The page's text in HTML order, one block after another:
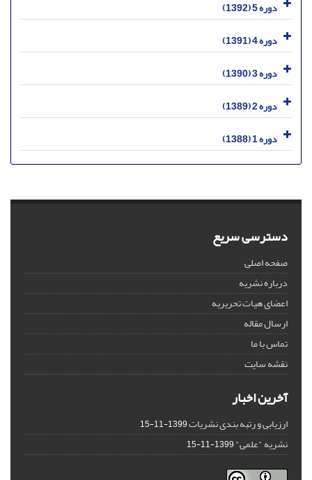
دوره 5 (1392)
دوره 4 (1391)
دوره 3 (1390)
دوره 2 (1389)
دوره 1 (1388)
دسترسی سریع
صفحه اصلی
درباره نشریه
اعضای هیات تحریریه
ارسال مقاله
تماس با ما
نقشه سایت
آخرین اخبار
ارزیابی و رتبه بندی نشریات1399-11-15
نشریه "علمی"1399-11-15